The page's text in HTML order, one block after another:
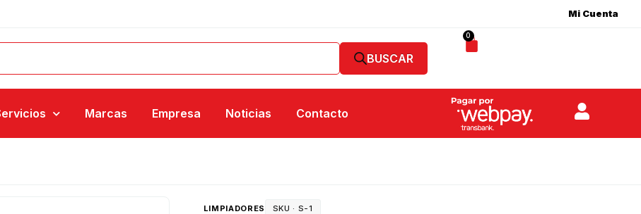
Mi Cuenta
0
Marcas Empresa Noticias Contacto
LIMPIADORES SKU · S-1